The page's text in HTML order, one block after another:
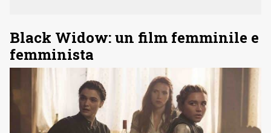
Black Widow: un film femminile e
femminista